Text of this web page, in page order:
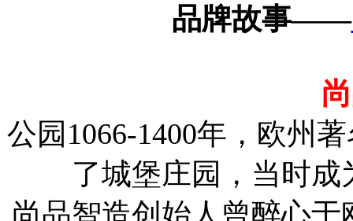
品牌故事——
公园 1066-1400年，欧州
了城堡庄园，当时
尚品智造创始人曾醉心